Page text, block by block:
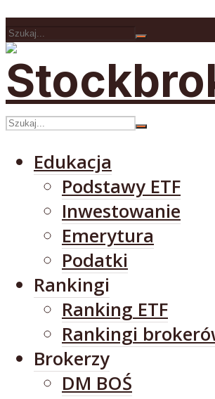
Edukacja
Podstawy ETF
Inwestowanie
Emerytura
Podatki
Rankingi
Ranking ETF
Rankingi
Brokerzy
DM BOŚ